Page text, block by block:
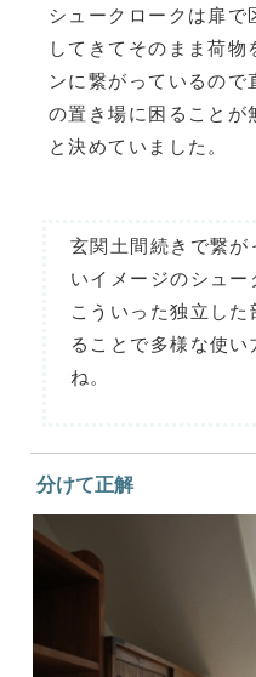
シュークロークは扉
してきてそのまま荷
ンに繋がっているの
の置き場に困ることが
と決めていました。
玄関土間続きで繋が
いイメージのシュー
こういった独立し
ることで多様な使
ね。
分けて正解